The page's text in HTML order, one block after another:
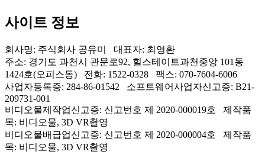
사이트 정보
회사명: 주식회사 공유미 대표자: 최영환
주소: 경기도 과천시 관문로92, 힐스테이트과천중앙 101동
1424호(오피스동) 전화: 1522-0328 팩스: 070-7604-6006
사업자등록증: 284-86-01542 소프트웨어사업자신고증: B21-
209731-001
비디오물제작업신고증: 신고번호 제 2020-000019호 제작품
목: 비디오물, 3D VR촬영
비디오물배급업신고증: 신고번호 제 2020-000004호 제작품
목: 비디오물, 3D VR촬영